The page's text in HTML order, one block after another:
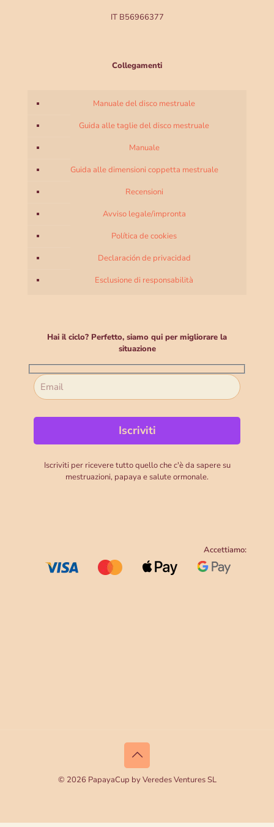
IT B56966377
Collegamenti
Manuale del disco mestruale
Guida alle taglie del disco mestruale
Manuale
Guida alle dimensioni coppetta mestruale
Recensioni
Avviso legale/impronta
Política de cookies
Declaración de privacidad
Esclusione di responsabilità
Hai il ciclo? Perfetto, siamo qui per migliorare la
situazione
Iscriviti per ricevere tutto quello che c'è da sapere su
mestruazioni, papaya e salute ormonale.
Accettiamo:
© 2026 PapayaCup by Veredes Ventures SL